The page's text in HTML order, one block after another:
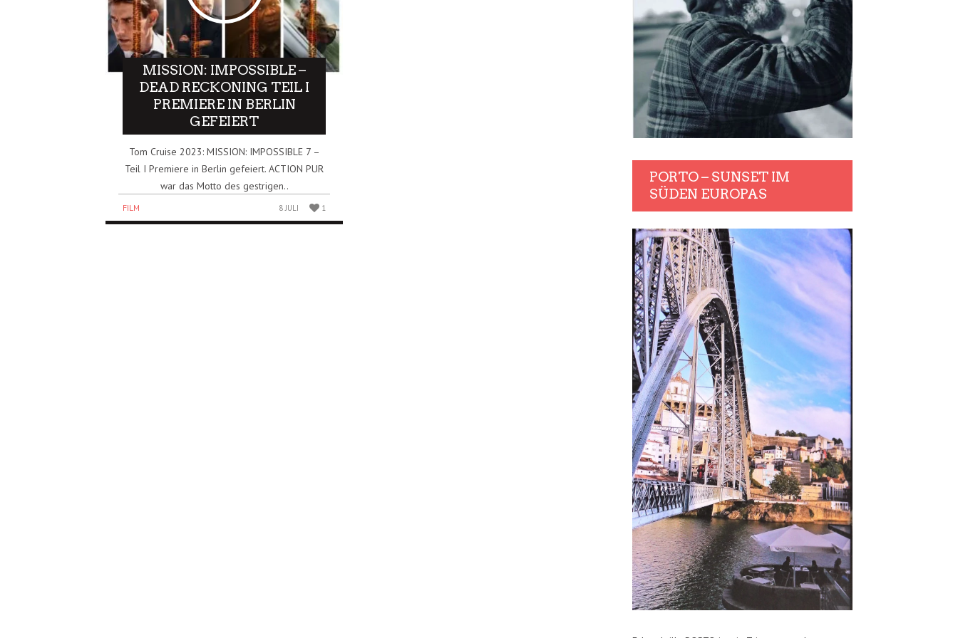
MISSION: IMPOSSIBLE –
DEAD RECKONING TEIL I
PREMIERE IN BERLIN
GEFEIERT
Tom Cruise 2023: MISSION: IMPOSSIBLE 7 –
Teil I Premiere in Berlin gefeiert. ACTION PUR
war das Motto des gestrigen..
FILM 8 JULI 1
PORTO – SUNSET IM
SÜDEN EUROPAS